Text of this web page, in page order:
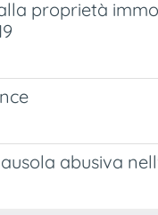
proprietà
abusiva